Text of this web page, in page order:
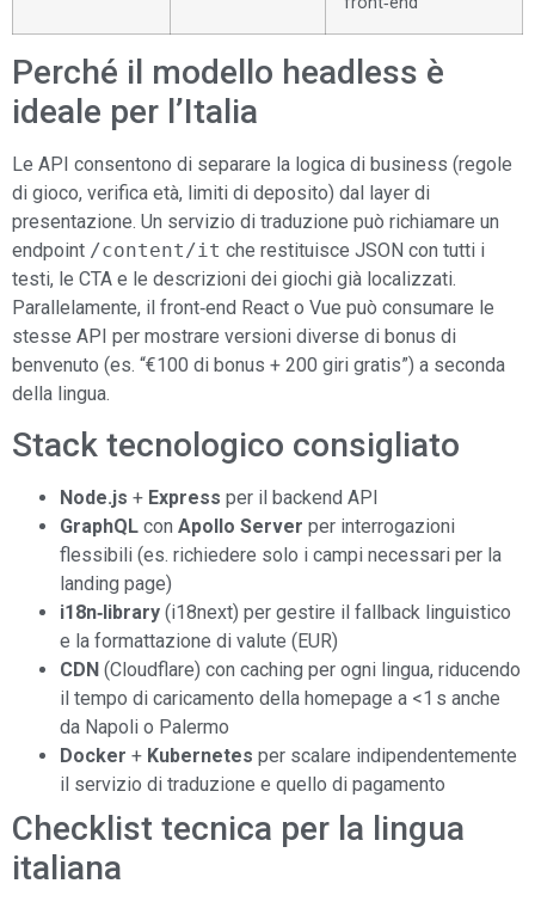
Perché il modello headless è
ideale per l’Italia
Le API consentono di separare la logica di business (regole
di gioco, verifica età, limiti di deposito) dal layer di
presentazione. Un servizio di traduzione può richiamare un
endpoint /content/it che restituisce JSON con tutti i
testi, le CTA e le descrizioni dei giochi già localizzati.
Parallelamente, il front‑end React o Vue può consumare le
stesse API per mostrare versioni diverse di bonus di
benvenuto (es. “€100 di bonus + 200 giri gratis”) a seconda
della lingua.
Stack tecnologico consigliato
Node.js + Express per il backend API
GraphQL con Apollo Server per interrogazioni
flessibili (es. richiedere solo i campi necessari per la
landing page)
i18n‑library (i18next) per gestire il fallback linguistico
e la formattazione di valute (EUR)
CDN (Cloudflare) con caching per ogni lingua, riducendo
il tempo di caricamento della homepage a <1 s anche
da Napoli o Palermo
Docker + Kubernetes per scalare indipendentemente
il servizio di traduzione e quello di pagamento
Checklist tecnica per la lingua
italiana